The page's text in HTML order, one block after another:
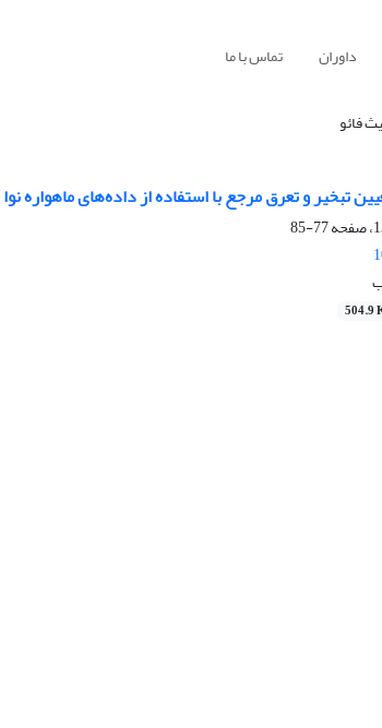
داوران تماس با ما
فائو
تبخیر و تعرق مرجع با استفاده از داده‌های ماهواره نوا
77-85
504.9